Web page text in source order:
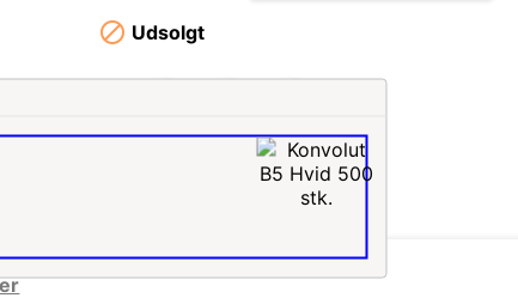
 Udsolgt
Inkl. Moms